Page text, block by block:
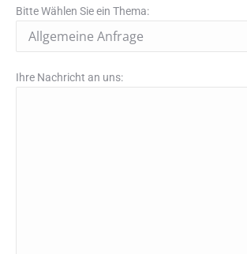
Bitte Wählen Sie ein Thema:
Ihre Nachricht an uns: